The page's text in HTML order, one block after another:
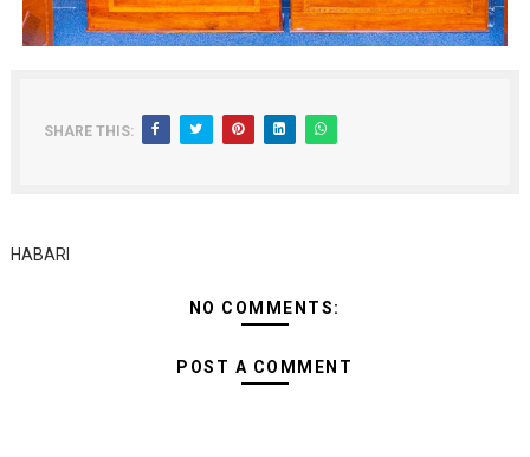
SHARE THIS:
HABARI
NO COMMENTS:
POST A COMMENT